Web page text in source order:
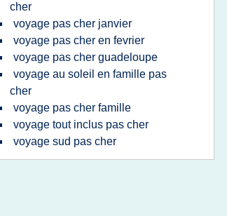
cher
voyage pas cher janvier
voyage pas cher en fevrier
voyage pas cher guadeloupe
voyage au soleil en famille pas
cher
voyage pas cher famille
voyage tout inclus pas cher
voyage sud pas cher